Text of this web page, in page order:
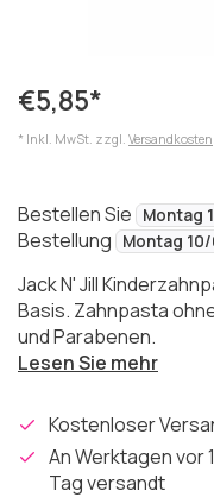
€5,85*
* Inkl. MwSt. zzgl. Versandkosten
Bestellen Sie Montag
Bestellung
Montag
Jack N' Jill
Basis. Zahnpasta
und Parabenen.
Lesen Sie mehr
Kostenloser
An Werktagen vor
Tag versandt